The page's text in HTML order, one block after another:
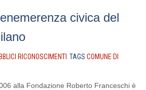
civica del
RICONOSCIMENTI TAGS COMUNE DI
alla Fondazione Roberto Franceschi è